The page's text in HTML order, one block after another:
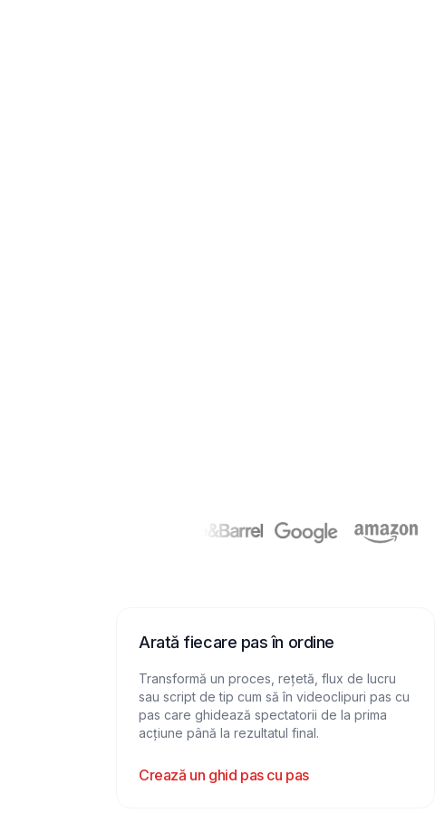
Arată fiecare pas în ordine
Transformă un proces, rețetă, flux de lucru
sau script de tip cum să în videoclipuri pas cu
pas care ghidează spectatorii de la prima
acțiune până la rezultatul final.
Crează un ghid pas cu pas